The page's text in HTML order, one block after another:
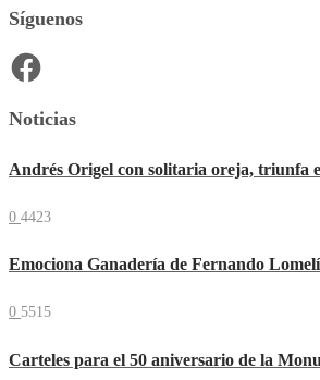
Síguenos
Facebook
Noticias
Andrés Origel con solitaria oreja, triunfa
0 4423
Emociona Ganadería de Fernando Lomelí
0 5515
Carteles para el 50 aniversario de la